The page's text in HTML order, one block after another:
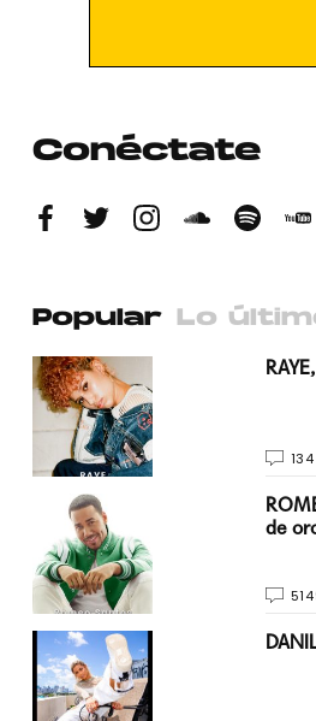
Conéctate
Popular Lo
134
de